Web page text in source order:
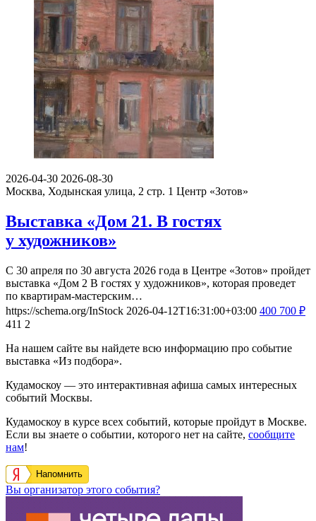
2026-04-30 2026-08-30
Москва, Ходынская улица, 2 стр. 1 Центр «Зотов»
Выставка «Дом 21. В гостях
у художников»
С 30 апреля по 30 августа 2026 года в Центре «Зотов» пройдет
выставка «Дом 2 В гостях у художников», которая проведет
по квартирам-мастерским…
https://schema.org/InStock 2026-04-12T16:31:00+03:00 400 700 ₽
411 2
На нашем сайте вы найдете всю информацию про событие
выставка «Из подбора».
Кудамоскоу — это интерактивная афиша самых интересных
событий Москвы.
Кудамоскоу в курсе всех событий, которые пройдут в Москве.
Если вы знаете о событии, которого нет на сайте, сообщите
нам!
Напомнить
Вы организатор этого события?